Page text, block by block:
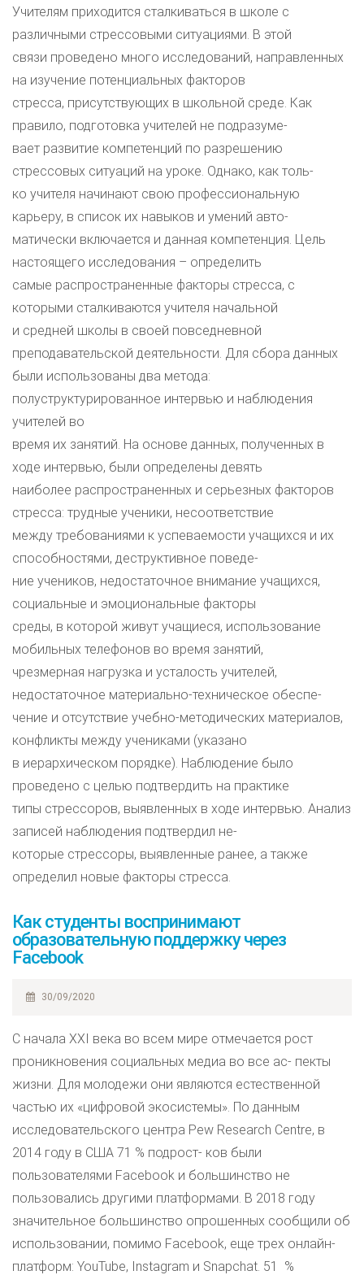
Учителям приходится сталкиваться в школе с
различными стрессовыми ситуациями. В этой
связи проведено много исследований, направленных
на изучение потенциальных факторов
стресса, присутствующих в школьной среде. Как
правило, подготовка учителей не подразуме-
вает развитие компетенций по разрешению
стрессовых ситуаций на уроке. Однако, как толь-
ко учителя начинают свою профессиональную
карьеру, в список их навыков и умений авто-
матически включается и данная компетенция. Цель
настоящего исследования – определить
самые распространенные факторы стресса, с
которыми сталкиваются учителя начальной
и средней школы в своей повседневной
преподавательской деятельности. Для сбора данных
были использованы два метода:
полуструктурированное интервью и наблюдения
учителей во
время их занятий. На основе данных, полученных в
ходе интервью, были определены девять
наиболее распространенных и серьезных факторов
стресса: трудные ученики, несоответствие
между требованиями к успеваемости учащихся и их
способностями, деструктивное поведе-
ние учеников, недостаточное внимание учащихся,
социальные и эмоциональные факторы
среды, в которой живут учащиеся, использование
мобильных телефонов во время занятий,
чрезмерная нагрузка и усталость учителей,
недостаточное материально-техническое обеспе-
чение и отсутствие учебно-методических материалов,
конфликты между учениками (указано
в иерархическом порядке). Наблюдение было
проведено с целью подтвердить на практике
типы стрессоров, выявленных в ходе интервью. Анализ
записей наблюдения подтвердил не-
которые стрессоры, выявленные ранее, а также
определил новые факторы стресса.
Как студенты воспринимают
образовательную поддержку через
Facebook
30/09/2020
С начала XXI века во всем мире отмечается рост
проникновения социальных медиа во все ас- пекты
жизни. Для молодежи они являются естественной
частью их «цифровой экосистемы». По данным
исследовательского центра Pew Research Centre, в
2014 году в США 71 % подрост- ков были
пользователями Facebook и большинство не
пользовались другими платформами. В 2018 году
значительное большинство опрошенных сообщили об
использовании, помимо Facebook, еще трех онлайн-
платформ: YouTube, Instagram и Snapchat. 51 %